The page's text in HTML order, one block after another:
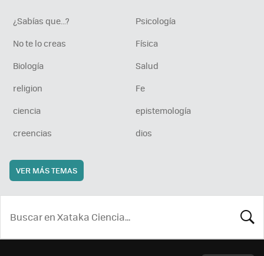
¿Sabías que...?
Psicología
No te lo creas
Física
Biología
Salud
religion
Fe
ciencia
epistemología
creencias
dios
VER MÁS TEMAS